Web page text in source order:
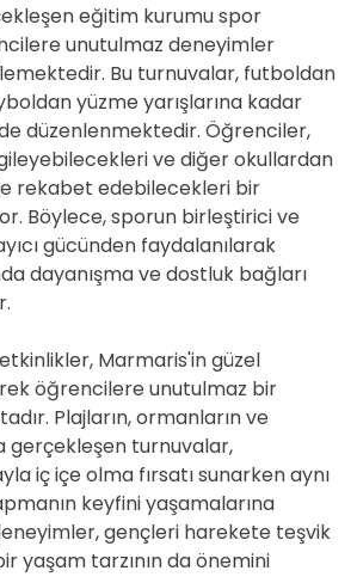
eğitim kurumu spor
unutulmaz deneyimler
Bu turnuvalar, futboldan
yüzme yarışlarına kadar
düzenlenmektedir. Öğrenciler,
ve diğer okullardan
rekabet edebilecekleri bir
Böylece, sporun birleştirici ve
gücünden faydalanılarak
dayanışma ve dostluk bağları
Marmaris'in güzel
öğrencilere unutulmaz bir
Plajların, ormanların ve
gerçekleşen turnuvalar,
iç içe olma fırsatı sunarken aynı
keyfini yaşamalarına
gençleri harekete teşvik
yaşam tarzının da önemini